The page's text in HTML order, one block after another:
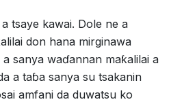
tsaye kawai. Dole ne a
don hana mirginawa
sanya waɗannan maƙalilai a
a taɓa sanya su tsakanin
amfani da duwatsu ko